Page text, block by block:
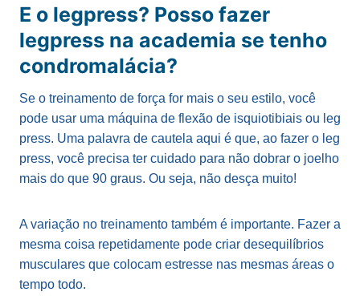
E o legpress? Posso fazer
legpress na academia se tenho
condromalácia?
Se o treinamento de força for mais o seu estilo, você
pode usar uma máquina de flexão de isquiotibiais ou leg
press. Uma palavra de cautela aqui é que, ao fazer o leg
press, você precisa ter cuidado para não dobrar o joelho
mais do que 90 graus. Ou seja, não desça muito!
A variação no treinamento também é importante. Fazer a
mesma coisa repetidamente pode criar desequilíbrios
musculares que colocam estresse nas mesmas áreas o
tempo todo.